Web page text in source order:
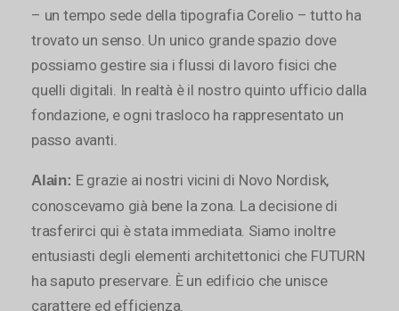
– un tempo sede della tipografia Corelio – tutto ha
trovato un senso. Un unico grande spazio dove
possiamo gestire sia i flussi di lavoro fisici che
quelli digitali. In realtà è il nostro quinto ufficio dalla
fondazione, e ogni trasloco ha rappresentato un
passo avanti.
Alain: E grazie ai nostri vicini di Novo Nordisk,
conoscevamo già bene la zona. La decisione di
trasferirci qui è stata immediata. Siamo inoltre
entusiasti degli elementi architettonici che FUTURN
ha saputo preservare. È un edificio che unisce
carattere ed efficienza.